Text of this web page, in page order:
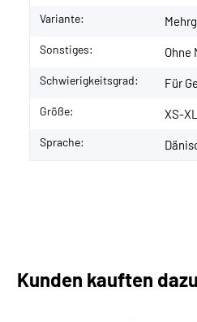
Variante:
Sonstiges: Ohne
Schwierigkeitsgrad: Für
Größe: XS-XL
Sprache:
Kunden kauften